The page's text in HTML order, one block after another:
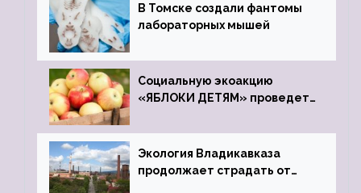
В Томске создали фантомы
лабораторных мышей
Социальную экоакцию
«ЯБЛОКИ ДЕТЯМ» проведет
Экология Владикавказа
продолжает страдать от